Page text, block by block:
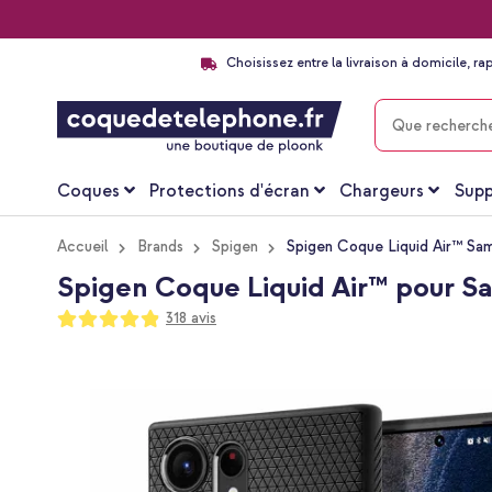
Choisissez entre la livraison à domicile,
CHERCHER
Coques Protections d'écran Chargeurs
Accueil Brands Spigen Spigen Coque Liquid Air™
Spigen Coque Liquid Air™ pour
Notation:
97
100
318 avis